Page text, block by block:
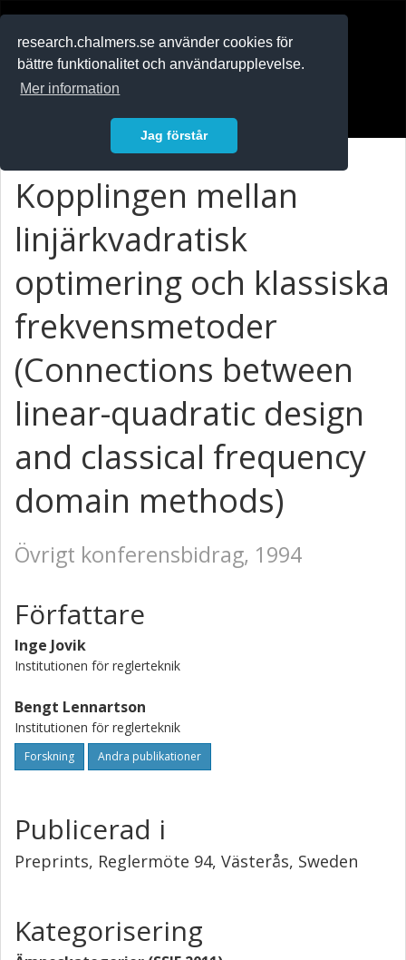
research.chalmers.se använder cookies för
bättre funktionalitet och användarupplevelse.
Mer information
Jag förstår
Kopplingen mellan
linjärkvadratisk
optimering och klassiska
frekvensmetoder
(Connections between
linear-quadratic design
and classical frequency
domain methods)
Övrigt konferensbidrag, 1994
Författare
Inge Jovik
Institutionen för reglerteknik
Bengt Lennartson
Institutionen för reglerteknik
Forskning Andra publikationer
Publicerad i
Preprints, Reglermöte 94, Västerås, Sweden
Kategorisering